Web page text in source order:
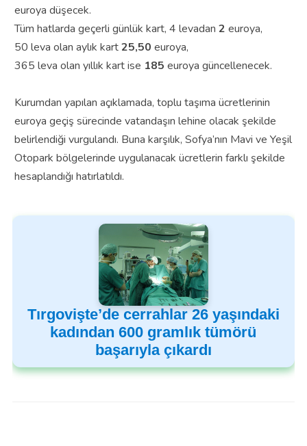
euroya düşecek.
Tüm hatlarda geçerli günlük kart, 4 levadan 2 euroya,
50 leva olan aylık kart25,50 euroya,
365 leva olan yıllık kart ise 185 euroya güncellenecek.
Kurumdan yapılan açıklamada, toplu taşıma ücretlerinin
euroya geçiş sürecinde vatandaşın lehine olacak şekilde
belirlendiği vurgulandı. Buna karşılık, Sofya’nın Mavi ve Yeşil
Otopark bölgelerinde uygulanacak ücretlerin farklı şekilde
hesaplandığı hatırlatıldı.
Tırgovişte’de cerrahlar 26 yaşındaki
kadından 600 gramlık tümörü
başarıyla çıkardı